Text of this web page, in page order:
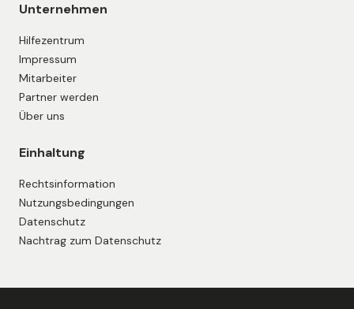
Unternehmen
Hilfezentrum
Impressum
Mitarbeiter
Partner werden
Über uns
Einhaltung
Rechtsinformation
Nutzungsbedingungen
Datenschutz
Nachtrag zum Datenschutz